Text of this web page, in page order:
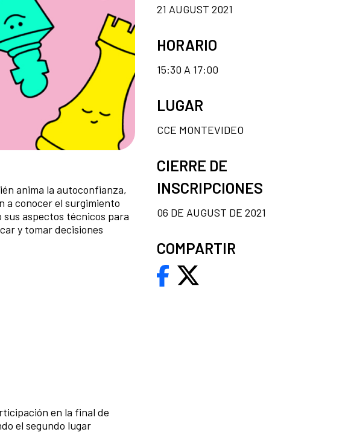
anima la autoconfianza,
a conocer el surgimiento
sus aspectos técnicos para
y tomar decisiones
en la final de
el segundo lugar
21 AUGUST 2021
HORARIO
15:30 A 17:00
LUGAR
CCE MONTEVIDEO
CIERRE DE
INSCRIPCIONES
06 DE AUGUST DE 2021
COMPARTIR